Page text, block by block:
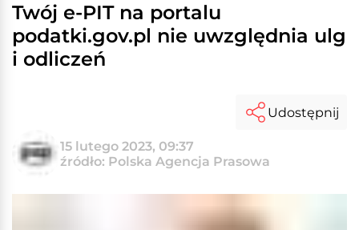
Twój e-PIT na portalu
podatki.gov.pl nie uwzględnia ulg
i odliczeń
15 lutego 2023, 09:37
źródło: Polska Agencja Prasowa
Udostępnij